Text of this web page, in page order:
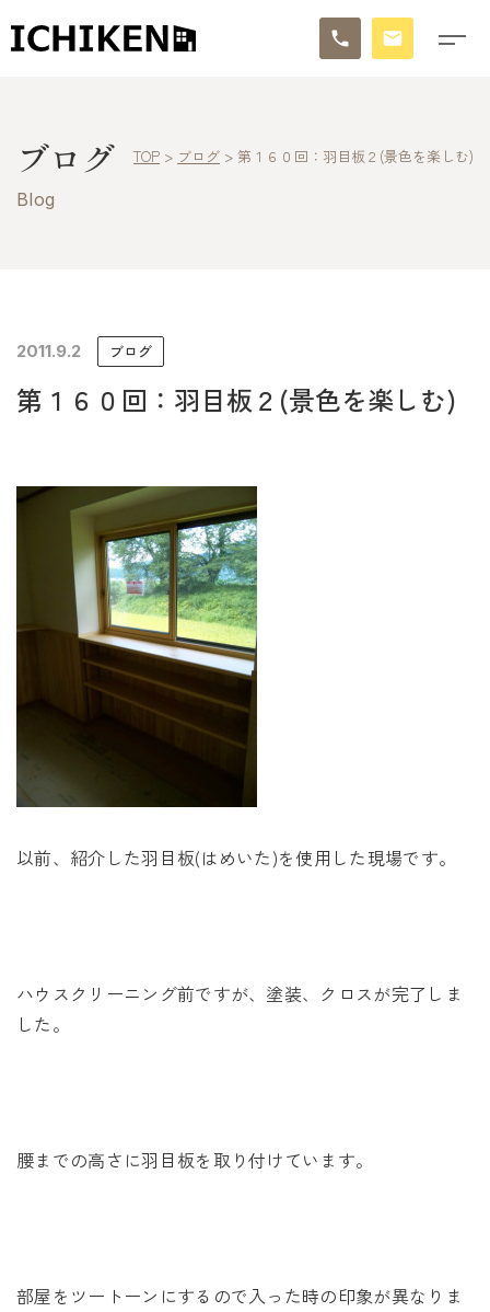
ブログ
イチケンの家づくり
モデルハウス
未来に住み継ぐ平屋
会社情報
Tel. 0257-27-2157
ブログ
Blog
TOP > ブログ > 第１６０回：羽目板２(景色を楽しむ)
2011.9.2 ブログ
第１６０回：羽目板２(景色を楽しむ)
以前、紹介した羽目板(はめいた)を使用した現場です。
ハウスクリーニング前ですが、塗装、クロスが完了しま
した。
腰までの高さに羽目板を取り付けています。
部屋をツートーンにするので入った時の印象が異なりま